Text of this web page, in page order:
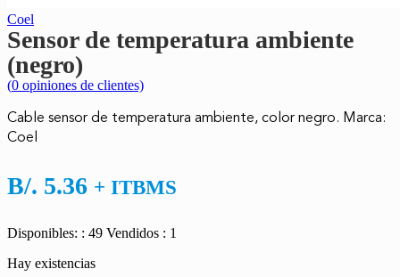
Coel
Sensor de temperatura ambiente
(negro)
(0 opiniones de clientes)
Cable sensor de temperatura ambiente, color negro. Marca:
Coel
B/. 5.36 + ITBMS
Disponibles: : 49 Vendidos : 1
Hay existencias